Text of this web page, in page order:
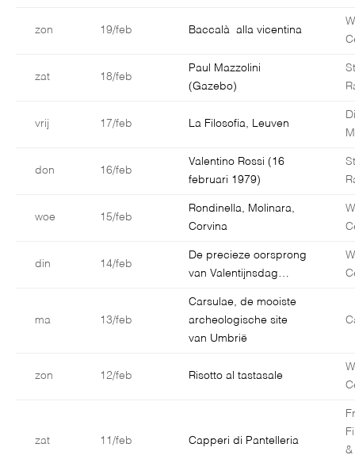
zon 19/feb Baccalà alla vicentina
zat 18/feb
Paul Mazzolini
(Gazebo)
vrij 17/feb La Filosofia, Leuven
don 16/feb
Valentino Rossi (16
februari 1979)
woe 15/feb
Rondinella, Molinara,
Corvina
din 14/feb
De precieze oorsprong
van Valentijnsdag…
ma 13/feb
Carsulae, de mooiste
archeologische site
van Umbrië
zon 12/feb Risotto al tastasale
zat 11/feb Capperi di Pantelleria
&